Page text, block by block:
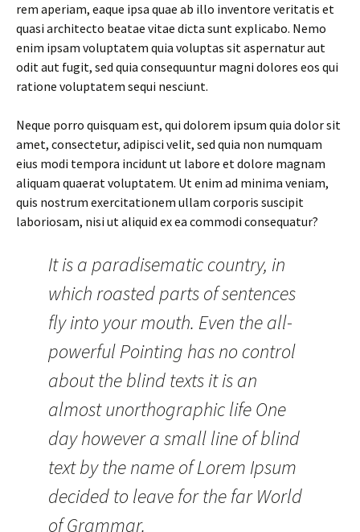
rem aperiam, eaque ipsa quae ab illo inventore veritatis et
quasi architecto beatae vitae dicta sunt explicabo. Nemo
enim ipsam voluptatem quia voluptas sit aspernatur aut
odit aut fugit, sed quia consequuntur magni dolores eos qui
ratione voluptatem sequi nesciunt.
Neque porro quisquam est, qui dolorem ipsum quia dolor sit
amet, consectetur, adipisci velit, sed quia non numquam
eius modi tempora incidunt ut labore et dolore magnam
aliquam quaerat voluptatem. Ut enim ad minima veniam,
quis nostrum exercitationem ullam corporis suscipit
laboriosam, nisi ut aliquid ex ea commodi consequatur?
It is a paradisematic country, in
which roasted parts of sentences
fly into your mouth. Even the all-
powerful Pointing has no control
about the blind texts it is an
almost unorthographic life One
day however a small line of blind
text by the name of Lorem Ipsum
decided to leave for the far World
of Grammar.